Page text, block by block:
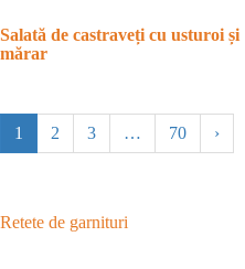
Salată de castraveți cu usturoi și
mărar
1 2 3 … 70 ›
Retete de garnituri